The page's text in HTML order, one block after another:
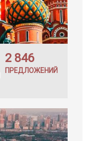
2 846
ПРЕДЛОЖЕНИЙ